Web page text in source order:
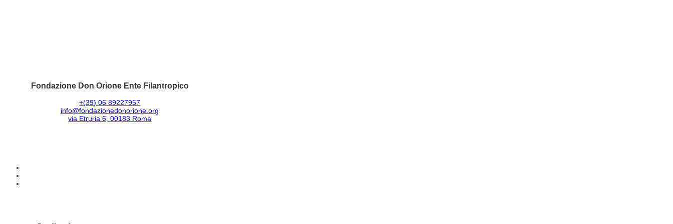
Fondazione Don Orione Ente Filantropico
+(39) 06 89227957
info@fondazionedonorione.org
via Etruria 6, 00183 Roma